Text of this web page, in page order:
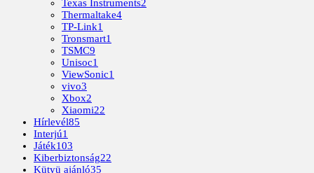
Texas Instruments2
Thermaltake4
TP-Link1
Tronsmart1
TSMC9
Unisoc1
ViewSonic1
vivo3
Xbox2
Xiaomi22
Hírlevél85
Interjú1
Játék103
Kiberbiztonság22
Kütyü ajánló35